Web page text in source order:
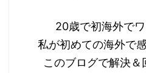
20歳で初海外で
私が初めての海外で
このブログで解決＆